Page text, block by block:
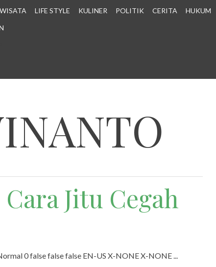
WISATA LIFE STYLE KULINER POLITIK CERITA HUKUM
Jitu Cegah
0 false false false EN-US X-NONE X-NONE ...